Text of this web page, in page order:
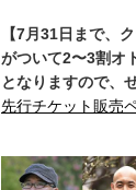
【7月31日まで、
がついて2〜3割オ
となりますので、
先行チケット販売